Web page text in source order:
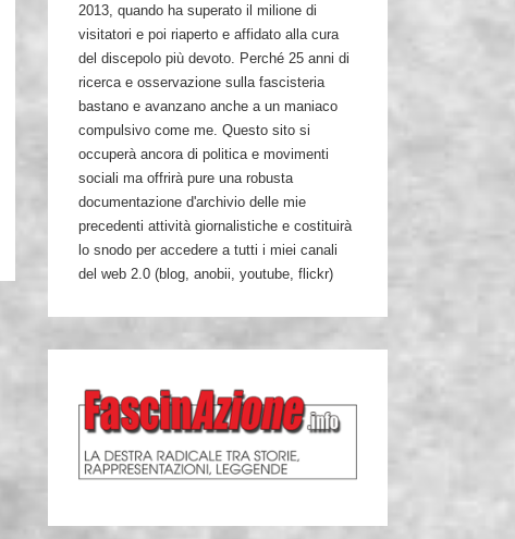
2013, quando ha superato il milione di
visitatori e poi riaperto e affidato alla cura
del discepolo più devoto. Perché 25 anni di
ricerca e osservazione sulla fascisteria
bastano e avanzano anche a un maniaco
compulsivo come me. Questo sito si
occuperà ancora di politica e movimenti
sociali ma offrirà pure una robusta
documentazione d'archivio delle mie
precedenti attività giornalistiche e costituirà
lo snodo per accedere a tutti i miei canali
del web 2.0 (blog, anobii, youtube, flickr)